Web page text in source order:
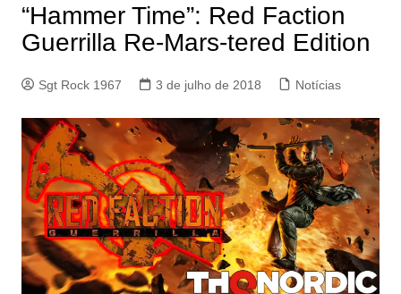
“Hammer Time”: Red Faction
Guerrilla Re-Mars-tered Edition
Sgt Rock 1967 3 de julho de 2018 Notícias